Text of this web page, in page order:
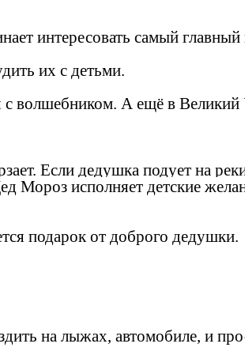
интересовать самый
их с детьми.
волшебником. А ещё в Великий
Если дедушка подует на
Мороз исполняет детские
подарок от доброго дедушки.
на лыжах, автомобиле, и